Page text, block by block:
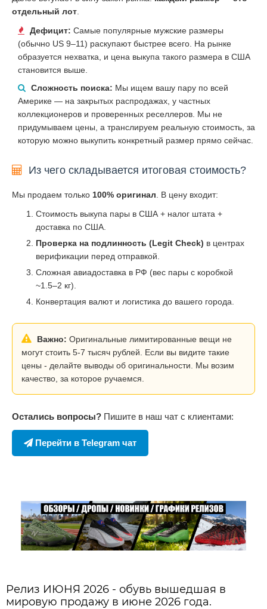
отдельный лот
Дефицит: Самые популярные мужские размеры
(обычно US 9–11) раскупают быстрее всего. На рынке
образуется нехватка, и цена выкупа такого размера в США
становится выше.
Сложность поиска: Мы ищем вашу пару по всей
Америке — на закрытых распродажах, у частных
коллекционеров и проверенных реселлеров. Мы не
придумываем цены, а транслируем реальную стоимость, за
которую можно выкупить конкретный размер прямо сейчас.
Из чего складывается итоговая стоимость?
Мы продаем только 100% оригинал . В цену входит:
Стоимость выкупа пары в США + налог штата +
доставка по США.
Проверка на подлинность (Legit Check) в центрах
верификации перед отправкой.
Сложная авиадоставка в РФ (вес пары с коробкой
~1.5–2 кг).
Конвертация валют и логистика до вашего города.
Важно: Оригинальные лимитированные вещи не
могут стоить 5-7 тысяч рублей. Если вы видите такие
цены - делайте выводы об оригинальности. Мы возим
качество, за которое ручаемся.
Остались вопросы? Пишите в наш чат с клиентами:
Перейти в Telegram чат
Релиз ИЮНЯ 2026 - обувь вышедшая в
мировую продажу в июне 2026 года.